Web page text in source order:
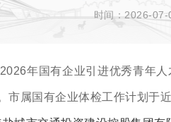
时间：2026-07-
年国有企业引进优秀青年
市属国有企业体检工作计划于